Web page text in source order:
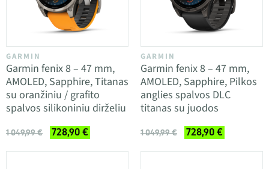
GARMIN
Garmin fenix 8 – 47 mm,
AMOLED, Sapphire, Titanas
su oranžiniu / grafito
spalvos silikoniniu dirželiu
1 049,99 € 728,90 €
GARMIN
Garmin fenix 8 – 47 mm,
AMOLED, Sapphire, Pilkos
anglies spalvos DLC
titanas su juodos
1 049,99 € 728,90 €